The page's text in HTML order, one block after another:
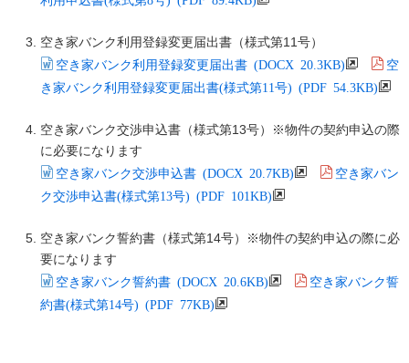
空き家バンク利用登録変更届出書（様式第11号）
空き家バンク利用登録変更届出書 (DOCX 20.3KB)
空
き家バンク利用登録変更届出書(様式第11号) (PDF 54.3KB)
空き家バンク交渉申込書（様式第13号）※物件の契約申込の際
に必要になります
空き家バンク交渉申込書 (DOCX 20.7KB)
空き家バン
ク交渉申込書(様式第13号) (PDF 101KB)
空き家バンク誓約書（様式第14号）※物件の契約申込の際に必
要になります
空き家バンク誓約書 (DOCX 20.6KB)
空き家バンク誓
約書(様式第14号) (PDF 77KB)